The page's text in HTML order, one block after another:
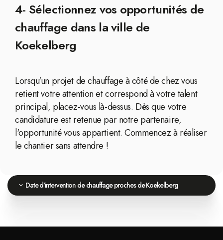
4- Sélectionnez vos opportunités de
chauffage dans la ville de
Koekelberg
Lorsqu'un projet de chauffage à côté de chez vous
retient votre attention et correspond à votre talent
principal, placez-vous là-dessus. Dès que votre
candidature est retenue par notre partenaire,
l'opportunité vous appartient. Commencez à réaliser
le chantier sans attendre !
Date d'intervention de chauffage proches de Koekelberg